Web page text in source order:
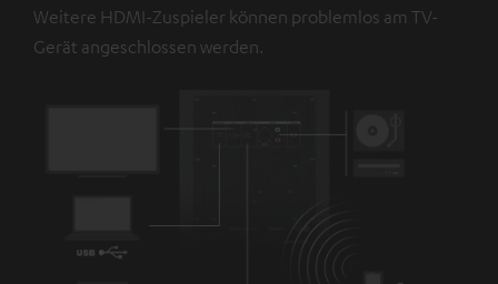
Weitere HDMI-Zuspieler können problemlos am TV-
Gerät angeschlossen werden.